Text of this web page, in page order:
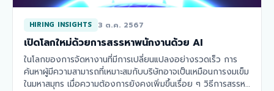
HIRING INSIGHTS 3 ต.ค. 2567
เปิดโลกใหม่ด้วยการสรรหาพนักงานด้วย AI
ในโลกของการจัดหางานที่มีการเปลี่ยนแปลงอย่างรวดเร็ว การ
ค้นหาผู้มีความสามารถที่เหมาะสมกับบริษัทอาจเป็นเหมือนการงมเข็ม
ในมหาสมุทร เมื่อความต้องการยังคงเพิ่มขึ้นเรื่อย ๆ วิธีการสรรหา